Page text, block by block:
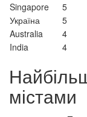
Singapore
5
Україна
5
Australia
4
India
4
містами